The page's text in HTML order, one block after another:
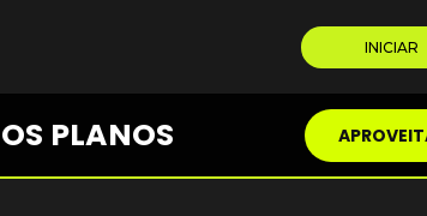
INICIAR
PLANOS